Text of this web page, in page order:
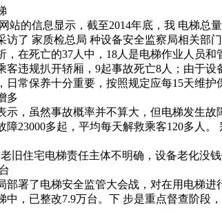
信息显示，截至2014年底，我 电梯总量
了 家质检总局 种设备安全监察局相关部
死亡的37人中，18人是电梯作业人员和
客违规扒开轿厢，9起事故死亡8人；由于
保养十分重要，按照规定应每15天维护
多
虽然事故概率并不算大，但电梯发生故
障23000多起，平均每天解救乘客120多人
住宅电梯责任主体不明确，设备老化没钱
了电梯安全监管大会战，对在用电梯进
中，已整改7.9万台。下 步是重点督查阶段